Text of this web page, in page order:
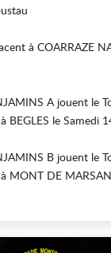
à COARRAZE
A jouent le
BEGLES le Samedi
B jouent le
MONT DE